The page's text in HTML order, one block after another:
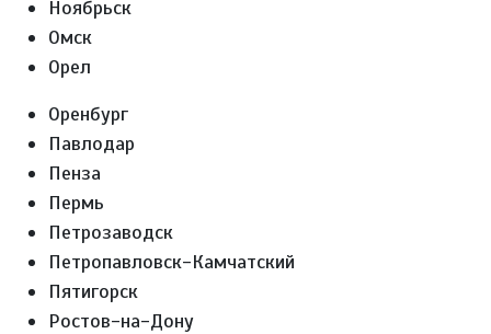
Ноябрьск
Омск
Орел
Оренбург
Павлодар
Пенза
Пермь
Петрозаводск
Петропавловск-Камчатский
Пятигорск
Ростов-на-Дону